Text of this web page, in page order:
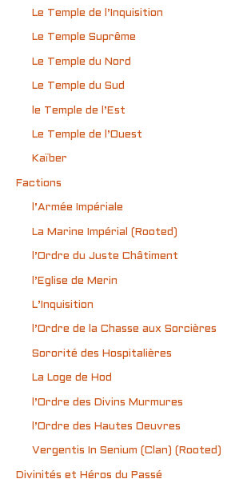
Le Temple de l’Inquisition
Le Temple Suprême
Le Temple du Nord
Le Temple du Sud
le Temple de l’Est
Le Temple de l’Ouest
Kaïber
Factions
l’Armée Impériale
La Marine Impérial (Rooted)
l’Ordre du Juste Châtiment
l’Eglise de Merin
L’Inquisition
l’Ordre de la Chasse aux Sorcières
Sororité des Hospitalières
La Loge de Hod
l’Ordre des Divins Murmures
l’Ordre des Hautes Oeuvres
Vergentis In Senium (Clan) (Rooted)
Divinités et Héros du Passé